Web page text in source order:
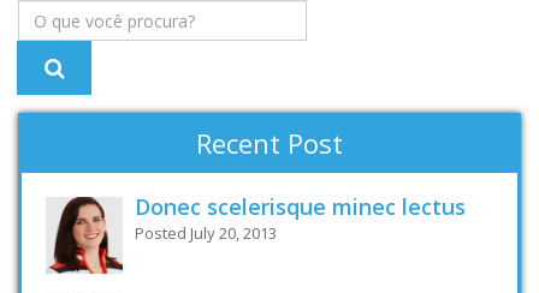
Recent Post
Donec scelerisque minec lectus
Posted July 20, 2013